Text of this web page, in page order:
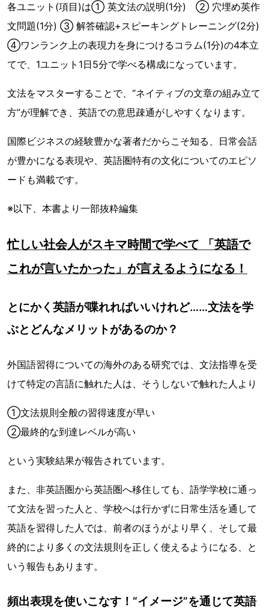
各ユニット(項目)は① 英文法の説明(1分) ② 穴埋め英作
文問題(1分) ③ 解答確認+スピーキングトレーニング(2分)
④ワンランク上の表現力を身につけるコラム(1分)の4本立
てで、1ユニット1日5分で学べる構成になっています。
文法をマスターすることで、“ネイティブの文章の組み立て
方”が理解でき、英語での意思疎通がしやすくなります。
国際ビジネスの経験豊かな著者だからこそ知る、日常会話
が豊かになる表現や、英語圏特有の文化についてのエピソ
ードも満載です。
※以下、本書より一部抜粋編集
忙しい社会人がスキマ時間で学べて 「英語で
これが言いたかった」が言えるようになる！
とにかく英語が喋れればいいけれど……文法を学
ぶとどんなメリットがあるのか？
外国語習得についての海外のある研究では、文法指導を受
けて特定の言語に触れた人は、そうしないで触れた人より
①文法規則全般の習得速度が早い
②最終的な到達レベルが高い
という実験結果が報告されています。
また、非英語圏から英語圏へ移住しても、語学学校に通っ
て文法を習った人と、学校へは行かずに日常生活を通して
英語を習得した人では、前者のほうがより早く、そして最
終的により多くの文法規則を正しく使えるようになる、と
いう報告もあります。
頻出表現を使いこなす！“イメージ”を通じて英語